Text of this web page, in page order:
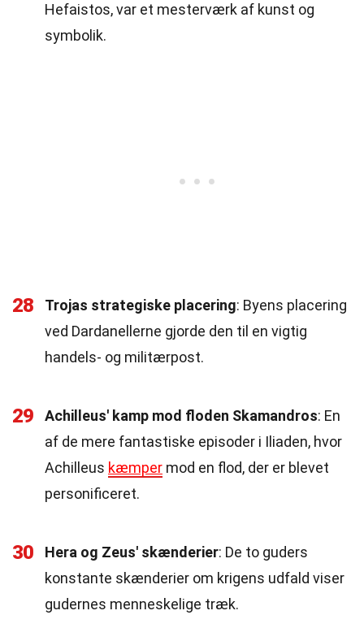
Hefaistos, var et mesterværk af kunst og
symbolik.
28 Trojas strategiske placering: Byens placering
ved Dardanellerne gjorde den til en vigtig
handels- og militærpost.
29 Achilleus' kamp mod floden Skamandros: En
af de mere fantastiske episoder i Iliaden, hvor
Achilleus kæmper mod en flod, der er blevet
personificeret.
30 Hera og Zeus' skænderier: De to guders
konstante skænderier om krigens udfald viser
gudernes menneskelige træk.